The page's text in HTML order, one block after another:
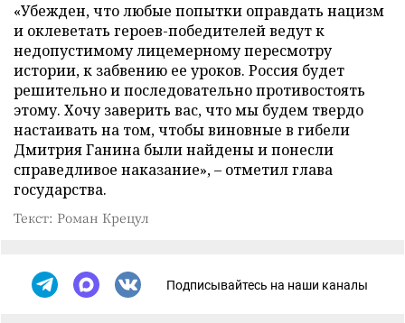
«Убежден, что любые попытки оправдать нацизм
и оклеветать героев-победителей ведут к
недопустимому лицемерному пересмотру
истории, к забвению ее уроков. Россия будет
решительно и последовательно противостоять
этому. Хочу заверить вас, что мы будем твердо
настаивать на том, чтобы виновные в гибели
Дмитрия Ганина были найдены и понесли
справедливое наказание», – отметил глава
государства.
Текст: Роман Крецул
Подписывайтесь на наши каналы